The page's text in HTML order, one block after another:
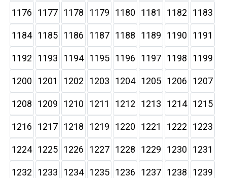
1176 1177 1178 1179 1180 1181 1182 1183
1184 1185 1186 1187 1188 1189 1190 1191
1192 1193 1194 1195 1196 1197 1198 1199
1200 1201 1202 1203 1204 1205 1206 1207
1208 1209 1210 1211 1212 1213 1214 1215
1216 1217 1218 1219 1220 1221 1222 1223
1224 1225 1226 1227 1228 1229 1230 1231
1232 1233 1234 1235 1236 1237 1238 1239